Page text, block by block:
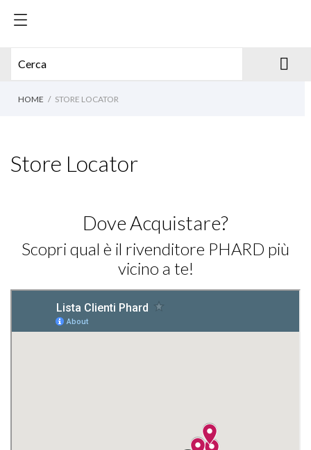

HOME STORE LOCATOR
Store Locator
Dove Acquistare?
Scopri qual è il rivenditore PHARD più
vicino a te!